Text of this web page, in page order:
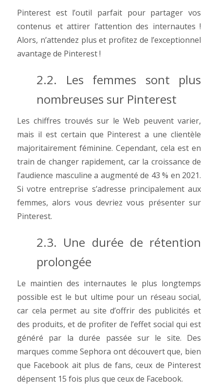
Pinterest est l’outil parfait pour partager vos
contenus et attirer l’attention des internautes !
Alors, n’attendez plus et profitez de l’exceptionnel
avantage de Pinterest !
2.2. Les femmes sont plus
nombreuses sur Pinterest
Les chiffres trouvés sur le Web peuvent varier,
mais il est certain que Pinterest a une clientèle
majoritairement féminine. Cependant, cela est en
train de changer rapidement, car la croissance de
l’audience masculine a augmenté de 43 % en 2021.
Si votre entreprise s’adresse principalement aux
femmes, alors vous devriez vous présenter sur
Pinterest.
2.3. Une durée de rétention
prolongée
Le maintien des internautes le plus longtemps
possible est le but ultime pour un réseau social,
car cela permet au site d’offrir des publicités et
des produits, et de profiter de l’effet social qui est
généré par la durée passée sur le site. Des
marques comme Sephora ont découvert que, bien
que Facebook ait plus de fans, ceux de Pinterest
dépensent 15 fois plus que ceux de Facebook.